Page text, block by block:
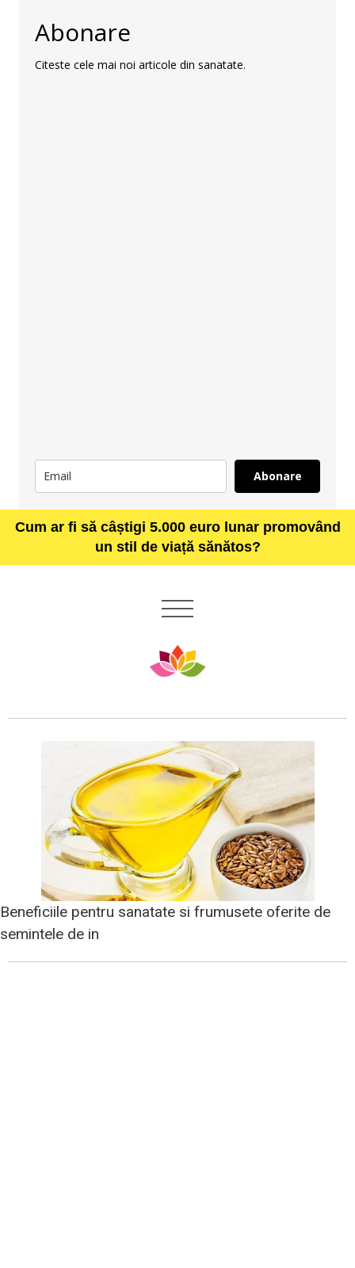
Abonare
Citeste cele mai noi articole din sanatate.
Abonare
Cum ar fi să câștigi 5.000 euro lunar promovând
un stil de viață sănătos?
Beneficiile pentru sanatate si frumusete oferite de
semintele de in